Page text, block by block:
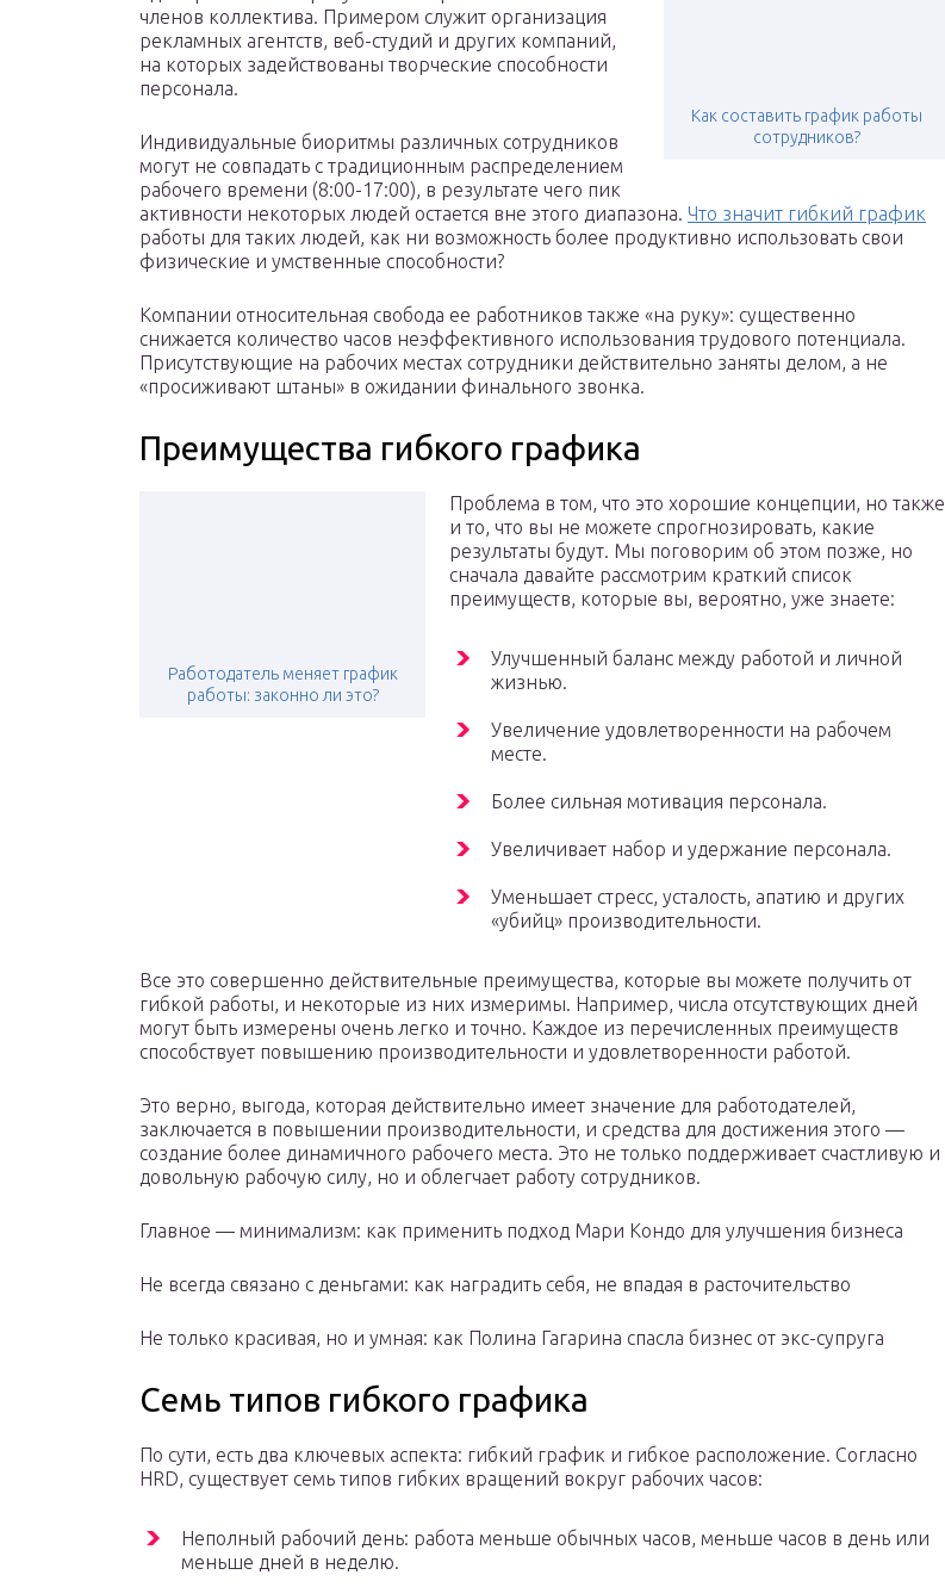
Как составить график работы
сотрудников?
членов коллектива. Примером служит организация
рекламных агентств, веб-студий и других компаний,
на которых задействованы творческие способности
персонала.
Индивидуальные биоритмы различных сотрудников
могут не совпадать с традиционным распределением
рабочего времени (8:00-17:00), в результате чего пик
активности некоторых людей остается вне этого диапазона. Что значит гибкий график
работы для таких людей, как ни возможность более продуктивно использовать свои
физические и умственные способности?
Компании относительная свобода ее работников также «на руку»: существенно
снижается количество часов неэффективного использования трудового потенциала.
Присутствующие на рабочих местах сотрудники действительно заняты делом, а не
«просиживают штаны» в ожидании финального звонка.
Преимущества гибкого графика
Работодатель меняет график
работы: законно ли это?
Проблема в том, что это хорошие концепции, но также
и то, что вы не можете спрогнозировать, какие
результаты будут. Мы поговорим об этом позже, но
сначала давайте рассмотрим краткий список
преимуществ, которые вы, вероятно, уже знаете:
Улучшенный баланс между работой и личной
жизнью.
Увеличение удовлетворенности на рабочем
месте.
Более сильная мотивация персонала.
Увеличивает набор и удержание персонала.
Уменьшает стресс, усталость, апатию и других
«убийц» производительности.
Все это совершенно действительные преимущества, которые вы можете получить от
гибкой работы, и некоторые из них измеримы. Например, числа отсутствующих дней
могут быть измерены очень легко и точно. Каждое из перечисленных преимуществ
способствует повышению производительности и удовлетворенности работой.
Это верно, выгода, которая действительно имеет значение для работодателей,
заключается в повышении производительности, и средства для достижения этого —
создание более динамичного рабочего места. Это не только поддерживает счастливую и
довольную рабочую силу, но и облегчает работу сотрудников.
Главное — минимализм: как применить подход Мари Кондо для улучшения бизнеса
Не всегда связано с деньгами: как наградить себя, не впадая в расточительство
Не только красивая, но и умная: как Полина Гагарина спасла бизнес от экс-супруга
Семь типов гибкого графика
По сути, есть два ключевых аспекта: гибкий график и гибкое расположение. Согласно
HRD, существует семь типов гибких вращений вокруг рабочих часов:
Неполный рабочий день: работа меньше обычных часов, меньше часов в день или
меньше дней в неделю.